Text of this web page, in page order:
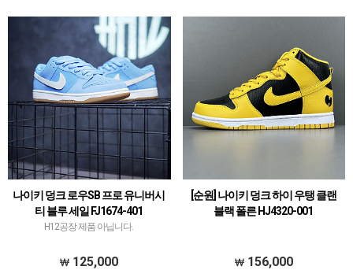
으…
나이키 덩크 로우SB 프로 유니버시
티 블루 세일 FJ1674-401
H12공장 제품 아닙니다.
125,000
[순원] 나이키 덩크 하이 우탱 클랜
블랙 폴른 HJ4320-001
156,000